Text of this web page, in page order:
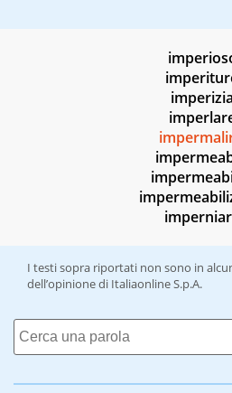
imperizia
I testi sopra riportati non sono in
dell’opinione di Italiaonline S.p.A.